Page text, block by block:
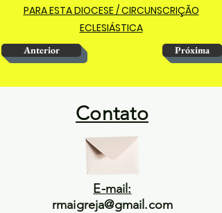
PARA ESTA DIOCESE / CIRCUNSCRIÇÃO
ECLESIÁSTICA
Anterior Próxima
Contato
E-mail:
rmaigreja@gmail.com